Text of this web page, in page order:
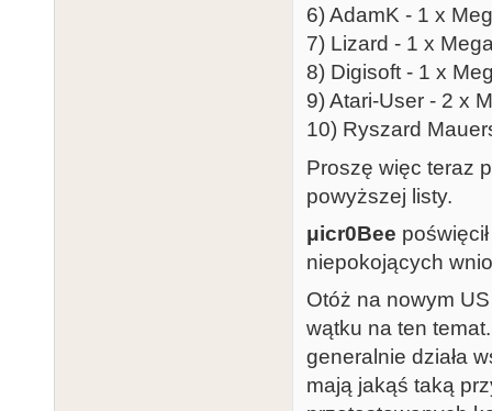
6) AdamK - 1 x
7) Lizard - 1 x
8) Digisoft - 1 x
9) Atari-User - 2 x
10) Ryszard
Proszę więc teraz
powyższej listy.
μicr0Bee
niepokojących
Otóż na nowym
wątku na ten
generalnie działa
mają jakąś taką